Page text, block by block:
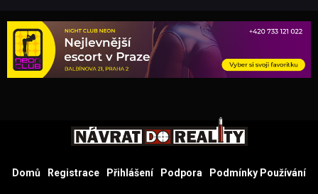
Domů Registrace Přihlášení Podpora Podmínky Používání